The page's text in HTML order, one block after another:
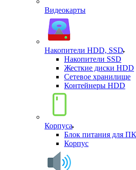
Видеокарты
Накопители HDD, SSD
Накопители SSD
Жесткие диски HDD
Сетевое хранилище
Контейнеры HDD
Корпуса
Блок питания для ПК
Корпус